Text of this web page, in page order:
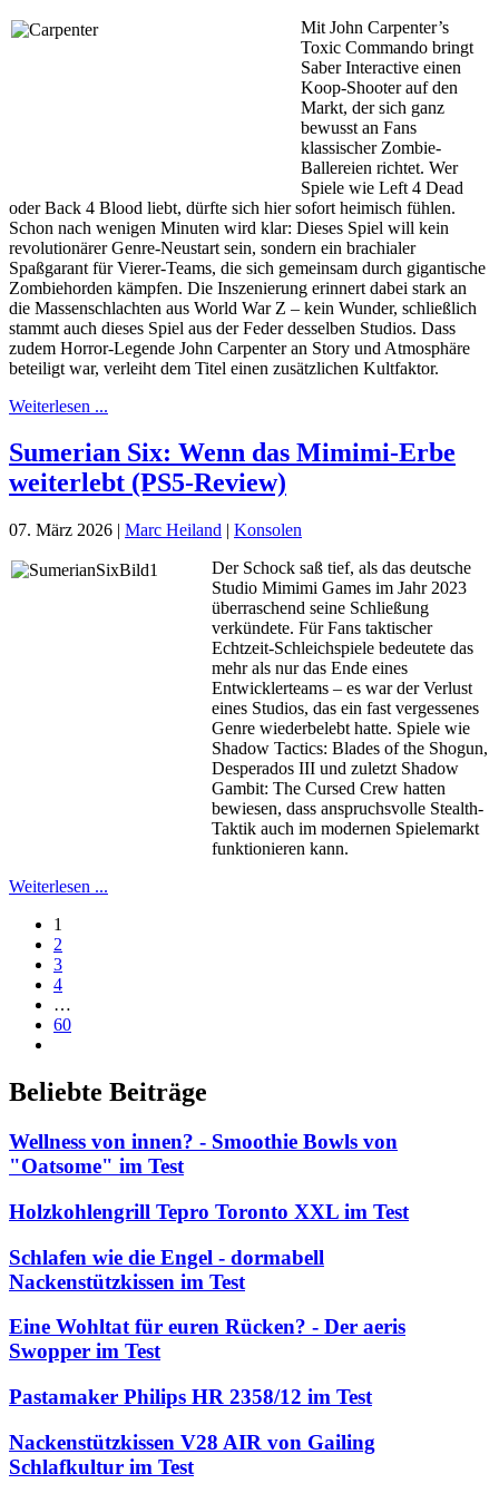
Mit John Carpenter’s
Toxic Commando bringt
Saber Interactive einen
Koop-Shooter auf den
Markt, der sich ganz
bewusst an Fans
klassischer Zombie-
Ballereien richtet. Wer
Spiele wie Left 4 Dead
oder Back 4 Blood liebt, dürfte sich hier sofort heimisch fühlen.
Schon nach wenigen Minuten wird klar: Dieses Spiel will kein
revolutionärer Genre-Neustart sein, sondern ein brachialer
Spaßgarant für Vierer-Teams, die sich gemeinsam durch gigantische
Zombiehorden kämpfen. Die Inszenierung erinnert dabei stark an
die Massenschlachten aus World War Z – kein Wunder, schließlich
stammt auch dieses Spiel aus der Feder desselben Studios. Dass
zudem Horror-Legende John Carpenter an Story und Atmosphäre
beteiligt war, verleiht dem Titel einen zusätzlichen Kultfaktor.
Weiterlesen ...
Sumerian Six: Wenn das Mimimi-Erbe
weiterlebt (PS5-Review)
07. März 2026 | Marc Heiland | Konsolen
Der Schock saß tief, als das deutsche
Studio Mimimi Games im Jahr 2023
überraschend seine Schließung
verkündete. Für Fans taktischer
Echtzeit-Schleichspiele bedeutete das
mehr als nur das Ende eines
Entwicklerteams – es war der Verlust
eines Studios, das ein fast vergessenes
Genre wiederbelebt hatte. Spiele wie
Shadow Tactics: Blades of the Shogun,
Desperados III und zuletzt Shadow
Gambit: The Cursed Crew hatten
bewiesen, dass anspruchsvolle Stealth-
Taktik auch im modernen Spielemarkt
funktionieren kann.
Weiterlesen ...
1
2
3
4
…
60
Beliebte Beiträge
Wellness von innen? - Smoothie Bowls von
"Oatsome" im Test
Holzkohlengrill Tepro Toronto XXL im Test
Schlafen wie die Engel - dormabell
Nackenstützkissen im Test
Eine Wohltat für euren Rücken? - Der aeris
Swopper im Test
Pastamaker Philips HR 2358/12 im Test
Nackenstützkissen V28 AIR von Gailing
Schlafkultur im Test